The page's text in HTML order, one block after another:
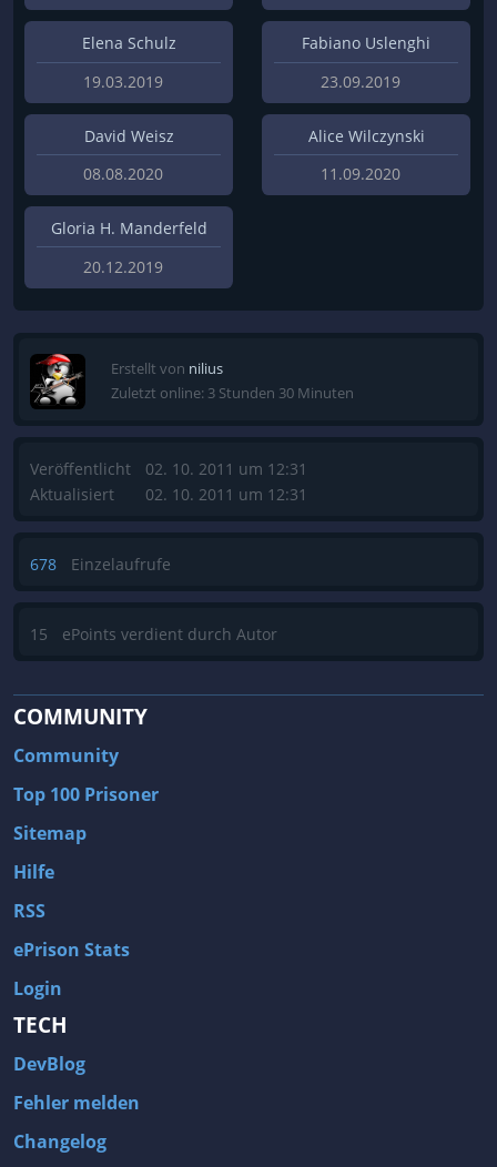
Elena Schulz
19.03.2019
Fabiano Uslenghi
23.09.2019
David Weisz
08.08.2020
Alice Wilczynski
11.09.2020
Gloria H. Manderfeld
20.12.2019
Erstellt von nilius
Zuletzt online: 3 Stunden 30 Minuten
Veröffentlicht
Aktualisiert
02. 10. 2011 um 12:31
02. 10. 2011 um 12:31
678 Einzelaufrufe
15 ePoints verdient durch Autor
COMMUNITY
Community
Top 100 Prisoner
Sitemap
Hilfe
RSS
ePrison Stats
Login
TECH
DevBlog
Fehler melden
Changelog